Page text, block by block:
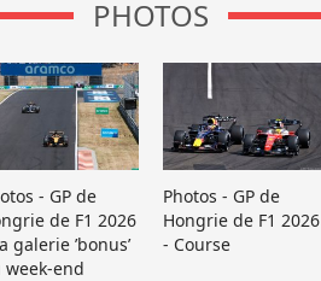
PHOTOS
- GP de
de F1 2026
galerie ’bonus’
week-end
Photos - GP de
Hongrie de F1 2026
- Course